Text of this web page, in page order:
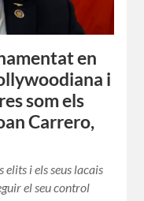
en
i
som els
Carrero,
elits i els seus lacais
el seu control